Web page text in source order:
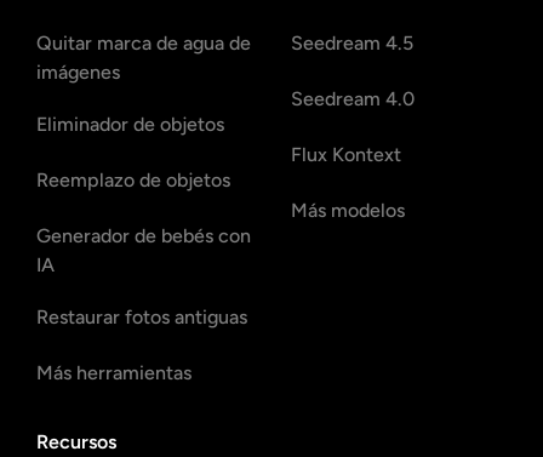
Quitar marca de agua de
imágenes
Eliminador de objetos
Reemplazo de objetos
Generador de bebés con
IA
Restaurar fotos antiguas
Más herramientas
Seedream 4.5
Seedream 4.0
Flux Kontext
Más modelos
Recursos